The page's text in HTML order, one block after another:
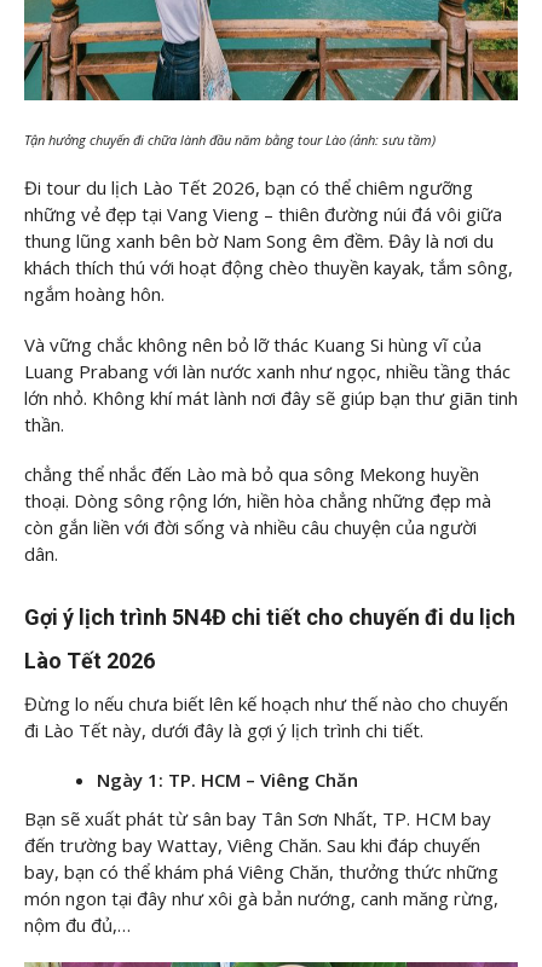
Tận hưởng chuyến đi chữa lành đầu năm bằng tour Lào (ảnh: sưu tầm)
Đi tour du lịch Lào Tết 2026, bạn có thể chiêm ngưỡng
những vẻ đẹp tại Vang Vieng – thiên đường núi đá vôi giữa
thung lũng xanh bên bờ Nam Song êm đềm. Đây là nơi du
khách thích thú với hoạt động chèo thuyền kayak, tắm sông,
ngắm hoàng hôn.
Và vững chắc không nên bỏ lỡ thác Kuang Si hùng vĩ của
Luang Prabang với làn nước xanh như ngọc, nhiều tầng thác
lớn nhỏ. Không khí mát lành nơi đây sẽ giúp bạn thư giãn tinh
thần.
chẳng thể nhắc đến Lào mà bỏ qua sông Mekong huyền
thoại. Dòng sông rộng lớn, hiền hòa chẳng những đẹp mà
còn gắn liền với đời sống và nhiều câu chuyện của người
dân.
Gợi ý lịch trình 5N4Đ chi tiết cho chuyến đi du lịch
Lào Tết 2026
Đừng lo nếu chưa biết lên kế hoạch như thế nào cho chuyến
đi Lào Tết này, dưới đây là gợi ý lịch trình chi tiết.
Ngày 1: TP. HCM – Viêng Chăn
Bạn sẽ xuất phát từ sân bay Tân Sơn Nhất, TP. HCM bay
đến trường bay Wattay, Viêng Chăn. Sau khi đáp chuyến
bay, bạn có thể khám phá Viêng Chăn, thưởng thức những
món ngon tại đây như xôi gà bản nướng, canh măng rừng,
nộm đu đủ,…